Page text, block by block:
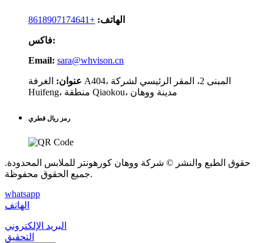
الهاتف: +8618907174641
فاكس:
Email: sara@whvison.cn
عنوان: الغرفة A404، المبنى 2، المقر الرئيسي لشركة
Huifeng، منطقة Qiaokou، مدينة ووهان
رمز ريال قطري
حقوق الطبع والنشر © شركة ووهان كورهونتر للملابس المحدودة.
جميع الحقوق محفوظة.
whatsapp
الهاتف
البريد الإلكتروني
التحقيق